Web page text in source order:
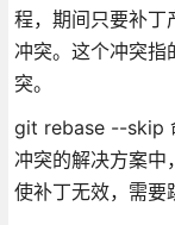
程，期间只要补丁
冲突。这个冲突指
突。
git rebase --skip
冲突的解决方案中
使补丁无效，需要